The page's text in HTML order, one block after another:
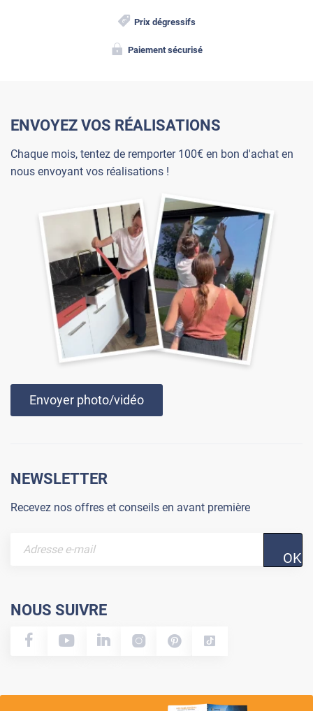
Prix dégressifs
Paiement sécurisé
ENVOYEZ VOS RÉALISATIONS
Chaque mois, tentez de remporter 100€ en bon d'achat en
nous envoyant vos réalisations !
Envoyer photo/vidéo
NEWSLETTER
Recevez nos offres et conseils en avant première
OK
NOUS SUIVRE